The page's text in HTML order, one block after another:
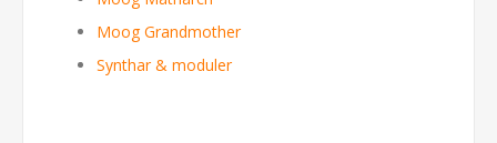
Moog Grandmother
Synthar & moduler